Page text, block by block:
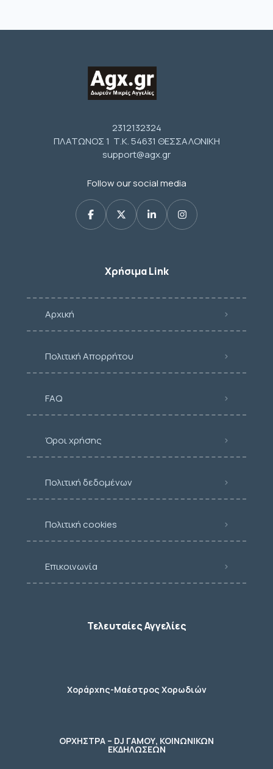
2312132324
ΠΛΑΤΩΝΟΣ 1 Τ.Κ. 54631 ΘΕΣΣΑΛΟΝΙΚΗ
support@agx.gr
Follow our social media
Χρήσιμα Link
Αρχική
Πολιτική Απορρήτου
FAQ
Όροι χρήσης
Πολιτική δεδομένων
Πολιτική cookies
Επικοινωνία
Τελευταίες Αγγελίες
Χοράρχης-Μαέστρος Χορωδιών
ΟΡΧΗΣΤΡΑ – DJ ΓΑΜΟΥ, ΚΟΙΝΩΝΙΚΩΝ
ΕΚΔΗΛΩΣΕΩΝ